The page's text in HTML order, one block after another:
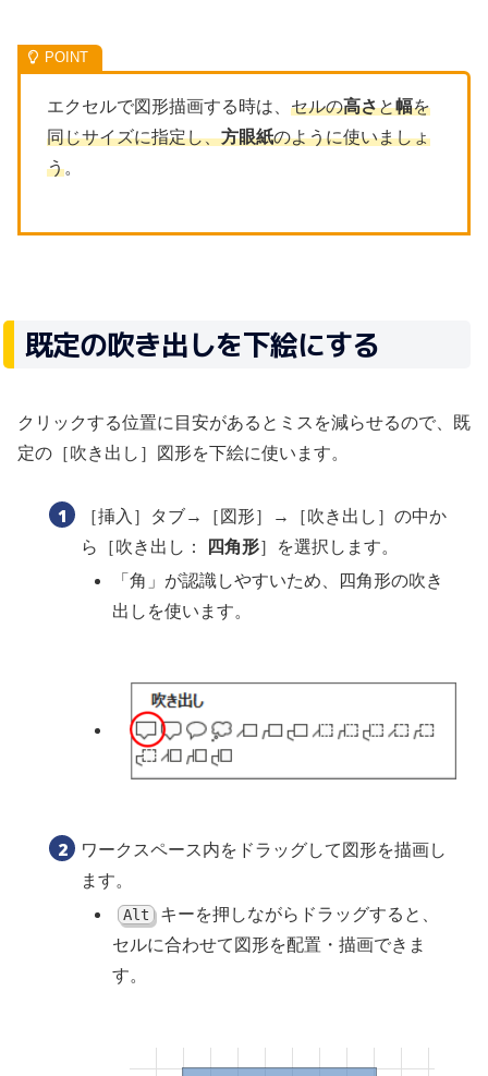
エクセルで図形描画する時は、 セルの高さと幅を
同じサイズに指定し、方眼紙のように使いましょ
う。
既定の吹き出しを下絵にする
クリックする位置に目安があるとミスを減らせるので、既
定の［吹き出し］図形を下絵に使います。
［挿入］タブ→［図形］→［吹き出し］の中か
ら［吹き出し：
四角形］を選択します。
「角」が認識しやすいため、四角形の吹き
出しを使います。
ワークスペース内をドラッグして図形を描画し
ます。
Alt
キーを押しながらドラッグすると、
セルに合わせて図形を配置・描画できま
す。